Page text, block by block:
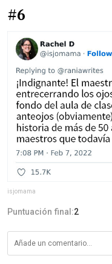
#6
isjomama
Puntuación final:2